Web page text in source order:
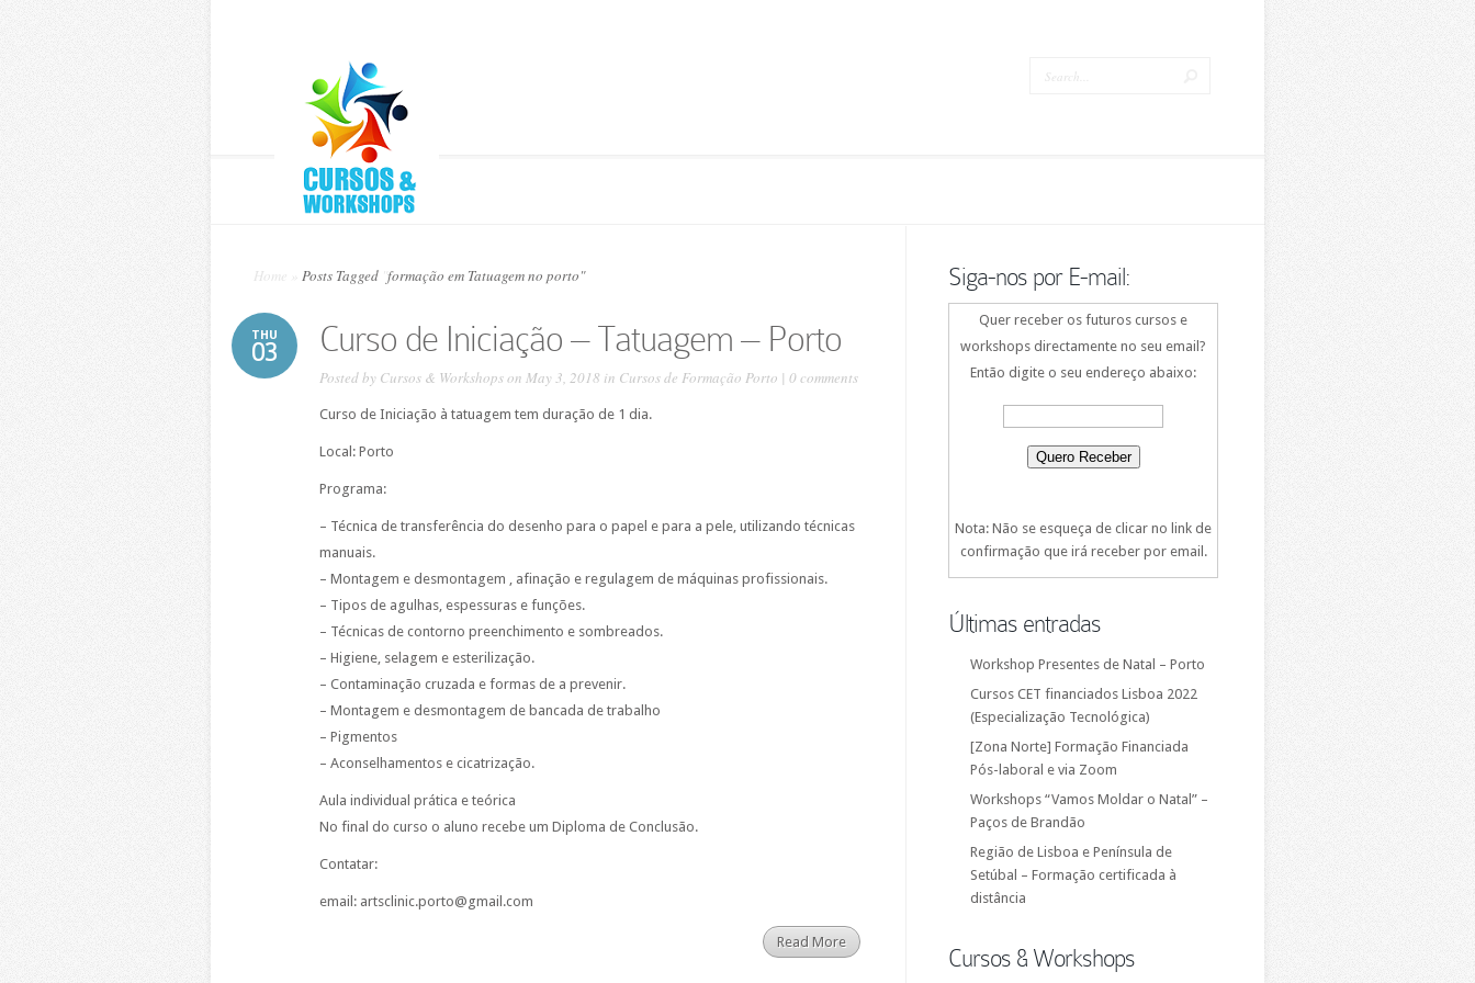
Home Posts Tagged formação em Tatuagem no porto"
THU
03 Curso de Iniciação – Tatuagem – Porto
Posted by Cursos & Workshopson May 3, 2018 in Cursos de Formação Porto | 0 comments
Curso de Iniciação à tatuagem tem duração de 1 dia.
Local: Porto
Programa:
– Técnica de transferência do desenho para o papel e para a pele, utilizando técnicas
manuais.
– Montagem e desmontagem , afinação e regulagem de máquinas profissionais.
– Tipos de agulhas, espessuras e funções.
– Técnicas de contorno preenchimento e sombreados.
– Higiene, selagem e esterilização.
– Contaminação cruzada e formas de a prevenir.
– Montagem e desmontagem de bancada de trabalho
– Pigmentos
– Aconselhamentos e cicatrização.
Aula individual prática e teórica
No final do curso o aluno recebe um Diploma de Conclusão.
Contatar:
email: artsclinic.porto@gmail.com
Read More
Siga-nos por E-mail:
Quer receber os futuros cursos e
workshops directamente no seu email?
Então digite o seu endereço abaixo:
Nota: Não se esqueça de clicar no link de
confirmação que irá receber por email.
Últimas entradas
Workshop Presentes de Natal – Porto
Cursos CET financiados Lisboa 2022
(Especialização Tecnológica)
[Zona Norte] Formação Financiada
Pós-laboral e via Zoom
Workshops “Vamos Moldar o Natal” –
Paços de Brandão
Região de Lisboa e Península de
Setúbal – Formação certificada à
distância
Cursos & Workshops